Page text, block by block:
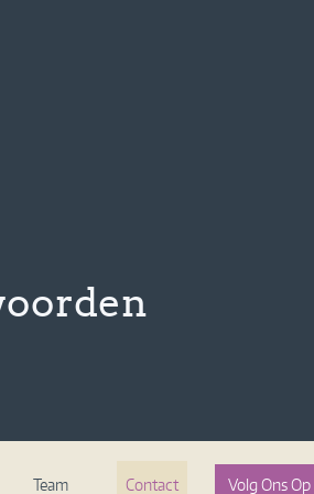
Team Contact Volg Ons